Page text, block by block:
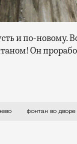
и по-новому.
Он
облик, но
фонтан во дворе